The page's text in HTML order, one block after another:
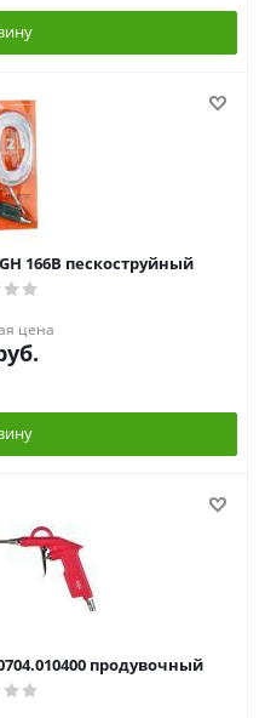
166B пескоструйный
цена
продувочный